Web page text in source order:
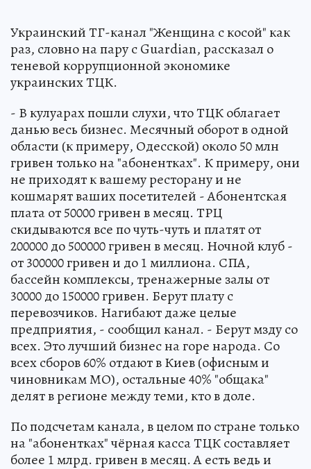
Украинский ТГ-канал "Женщина с косой" как
раз, словно на пару с Guardian, рассказал о
теневой коррупционной экономике
украинских ТЦК.
- В кулуарах пошли слухи, что ТЦК облагает
данью весь бизнес. Месячный оборот в одной
области (к примеру, Одесской) около 50 млн
гривен только на "абонентках". К примеру, они
не приходят к вашему ресторану и не
кошмарят ваших посетителей - Абонентская
плата от 50000 гривен в месяц. ТРЦ
скидываются все по чуть-чуть и платят от
200000 до 500000 гривен в месяц. Ночной клуб -
от 300000 гривен и до 1 миллиона. СПА,
бассейн комплексы, тренажерные залы от
30000 до 150000 гривен. Берут плату с
перевозчиков. Нагибают даже целые
предприятия, - сообщил канал. - Берут мзду со
всех. Это лучший бизнес на горе народа. Со
всех сборов 60% отдают в Киев (офисным и
чиновникам МО), остальные 40% "общака"
делят в регионе между теми, кто в доле.
По подсчетам канала, в целом по стране только
на "абонентках" чёрная касса ТЦК составляет
более 1 млрд. гривен в месяц. А есть ведь и